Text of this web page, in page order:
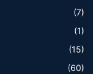
(7)
(1)
(15)
(60)